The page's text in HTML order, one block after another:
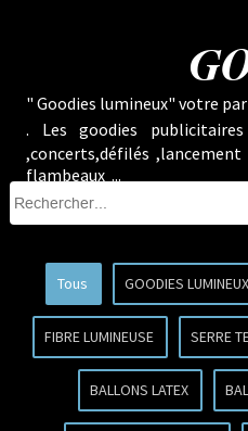
" Goodies lumineux" votre
. Les goodies
,concerts,défilés
flambeaux ...
Tous GOODIES
FIBRE LUMINEUSE SERRE
BALLONS LATEX